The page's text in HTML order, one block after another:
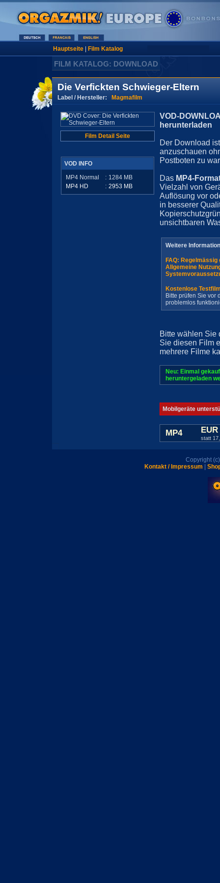
Hauptseite| Film Katalog
FILM KATALOG: DOWNLOAD
Die Verfickten Schwieger-Eltern
Label / Hersteller: Magmafilm
Film Detail Seite
VOD INFO
MP4 Normal
: 1284 MB
MP4 HD
: 2953 MB
VOD-
herunterladen
Der Download
anzuschauen
Postboten zu
Das MP4-
Vielzahl von
Auflösung vor
in besserer
unsichtbaren
Weitere
FAQ:
Allgemeine
Kostenlose
Bitte prüfen Sie vor
problemlos
Bitte wählen Sie
Sie diesen Film
mehrere Filme
Neu: Einmal
heruntergeladen
Mobilgeräte
MP4
statt
Copyright
Kontakt / Impressum